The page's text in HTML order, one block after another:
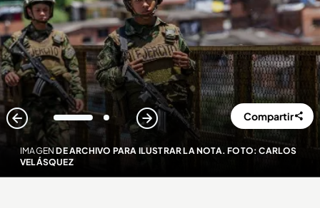
IMAGEN DE ARCHIVO PARA ILUSTRAR LA NOTA. FOTO: CARLOS
VELÁSQUEZ
1 2 Compartir